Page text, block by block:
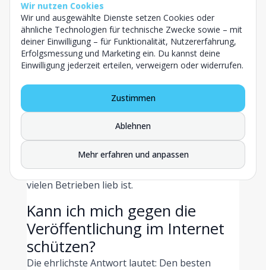
Lebensmittelsicherheit
Wie lange bleibt so ein Eintrag online?
Hier lohnt der genaue Blick, denn die beiden
Wege unterscheiden sich deutlich. Bei der
Information nach dem LFGB in der Regel nach
sechs Monaten wieder zu entfernen. Bei
Einträgen, die Privatpersonen selbst auf
Plattformen hochladen, gibt es keine solche
gesetzliche Löschfrist. Genau deshalb bleiben
Topf-Secret-Einträge oft länger sichtbar, als
vielen Betrieben lieb ist.
Kann ich mich gegen die
Veröffentlichung im Internet
schützen?
Die ehrlichste Antwort lautet: Den besten
Wir nutzen Cookies
Wir und ausgewählte Dienste setzen Cookies oder
ähnliche Technologien für technische Zwecke sowie – mit
deiner Einwilligung – für Funktionalität, Nutzererfahrung,
Erfolgsmessung und Marketing ein. Du kannst deine
Einwilligung jederzeit erteilen, verweigern oder widerrufen.
Mehr erfahren und anpassen
Ablehnen
Zustimmen